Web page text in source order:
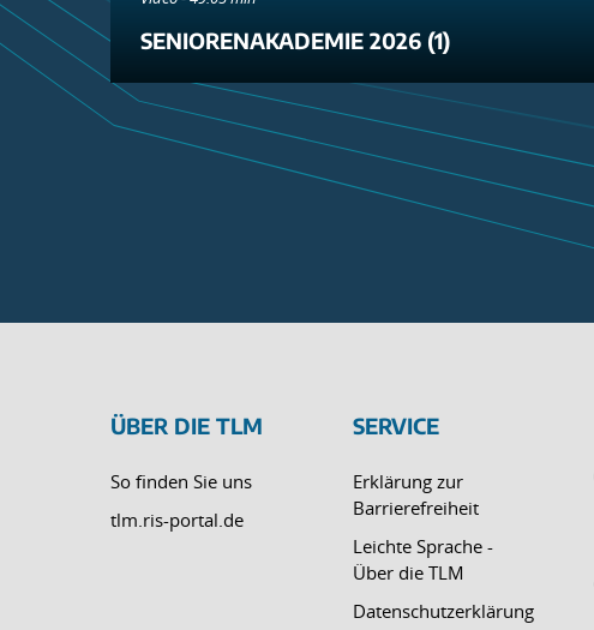
SENIORENAKADEMIE 2026 (1)
ÜBER DIE TLM
So finden Sie uns
tlm.ris-portal.de
SERVICE
Erklärung zur
Barrierefreiheit
Leichte Sprache -
Über die TLM
Datenschutzerklärung